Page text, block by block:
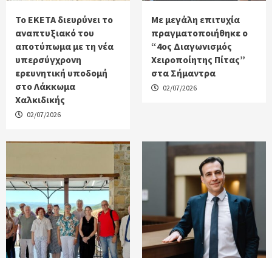
Το ΕΚΕΤΑ διευρύνει το
αναπτυξιακό του
αποτύπωμα με τη νέα
υπερσύγχρονη
ερευνητική υποδομή
στο Λάκκωμα
Χαλκιδικής
02/07/2026
Με μεγάλη επιτυχία
πραγματοποιήθηκε ο
“4ος Διαγωνισμός
Χειροποίητης Πίτας”
στα Σήμαντρα
02/07/2026